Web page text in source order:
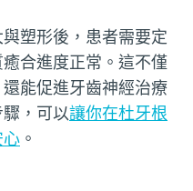
塑形後，患者需要定
合進度正常。這不僅
能促進牙齒神經治療
，可以讓你在杜牙根
心 。